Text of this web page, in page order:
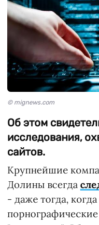
© mignews.com
Об этом
исследования,
сайтов.
Крупнейшие
Долины всегда
- даже тогда,